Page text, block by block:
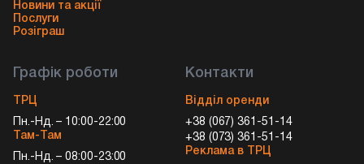
Новини та акції
Послуги
Розіграш
Графік роботи
ТРЦ
Пн.-Нд. – 10:00-22:00
Там-Там
Пн.-Нд. – 08:00-23:00
Контакти
Відділ оренди
+38 (067) 361-51-14
+38 (073) 361-51-14
Реклама в ТРЦ